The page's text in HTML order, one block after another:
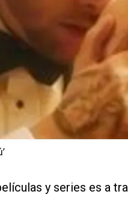
y series es a